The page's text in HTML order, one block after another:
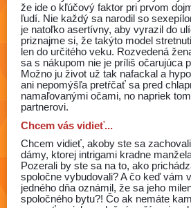
že ide o kľúčový faktor pri prvom
ľudí. Nie každý sa narodil so
je natoľko asertívny, aby vyrazil do
priznajme si, že takýto model
len do určitého veku. Rozvedená
sa s nákupom nie je príliš očarujúca
Možno ju život už tak nafackal a
ani nepomýšľa pretŕčať sa pred
namaľovanými očami, no napriek
partnerovi.
Chcem vás vidieť...
Chcem vidieť, akoby ste sa
dámy, ktorej intrigami kradne
Pozerali by ste sa na to, ako
spoločne vybudovali? A čo keď vám
jedného dňa oznámil, že sa jeho
spoločného bytu?! Čo ak nemáte